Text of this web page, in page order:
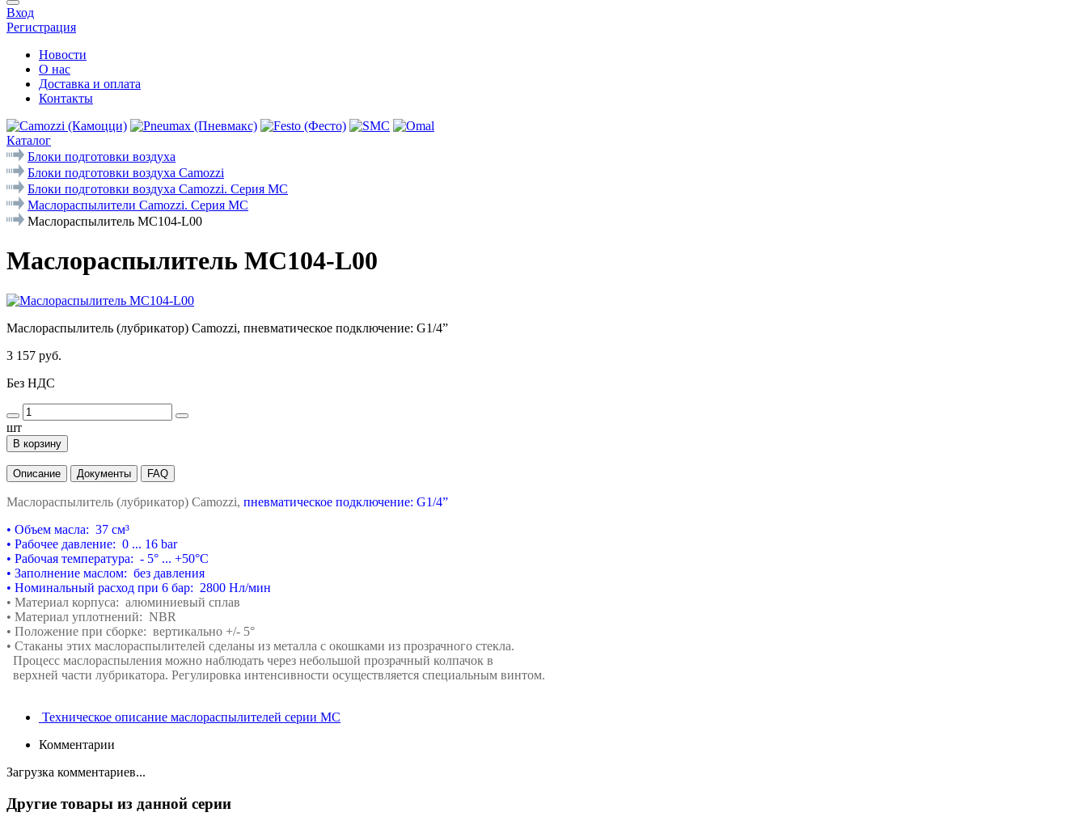
Вход
Регистрация
Новости
О нас
Доставка и оплата
Контакты
Каталог
Блоки подготовки воздуха
Блоки подготовки воздуха Camozzi
Блоки подготовки воздуха Camozzi. Серия МС
Маслораспылители Camozzi. Серия MC
Маслораспылитель MC104-L00
Маслораспылитель MC104-L00
Маслораспылитель (лубрикатор) Сamozzi, пневматическое подключение: G1/4”
3 157 руб.
Без НДС
шт
В корзину
Описание Документы FAQ
Маслораспылитель (лубрикатор) Сamozzi, пневматическое подключение: G1/4”
• Объем масла: 37 см³
• Рабочее давление: 0 ... 16 bar
• Рабочая температура: - 5° ... +50°C
• Заполнение маслом: без давления
• Номинальный расход при 6 бар: 2800 Нл/мин
• Материал корпуса: алюминиевый сплав
• Материал уплотнений: NBR
• Положение при сборке: вертикально +/- 5°
• Стаканы этих маслораспылителей сделаны из металла с окошками из прозрачного стекла.
Процесс маслораспыления можно наблюдать через небольшой прозрачный колпачок в
верхней части лубрикатора. Регулировка интенсивности осуществляется специальным винтом.
Техническое описание маслораспылителей серии MC
Комментарии
Загрузка комментариев...
Другие товары из данной серии